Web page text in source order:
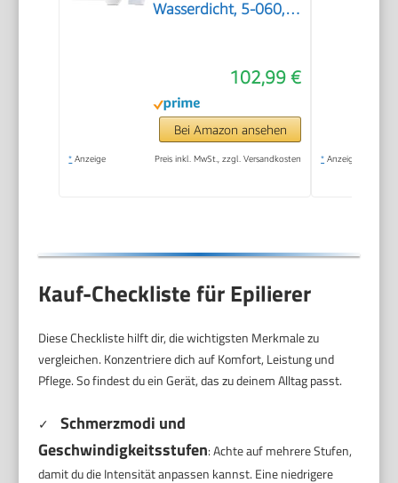
Wasserdicht, 5-060,
102,99 €
Bei Amazon ansehen
* Anzeige Preis inkl. MwSt., zzgl. Versandkosten * Anzeige
Kauf-Checkliste für Epilierer
Diese Checkliste hilft dir, die wichtigsten Merkmale zu
vergleichen. Konzentriere dich auf Komfort, Leistung und
Pflege. So findest du ein Gerät, das zu deinem Alltag passt.
✓
Schmerzmodi und
Geschwindigkeitsstufen: Achte auf mehrere Stufen,
damit du die Intensität anpassen kannst. Eine niedrigere